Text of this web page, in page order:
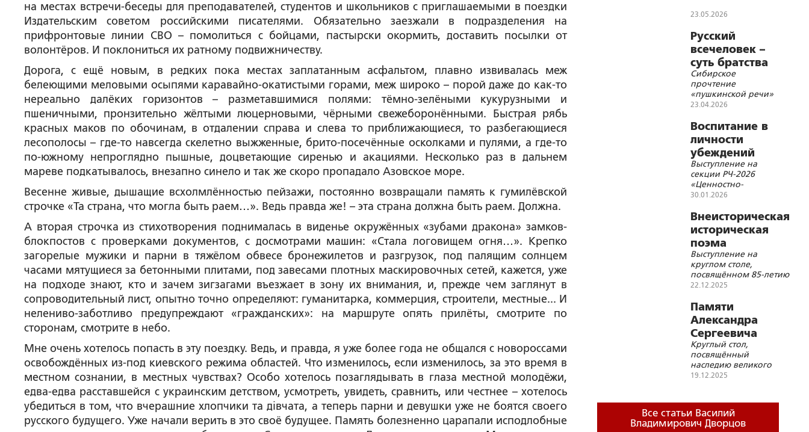
на местах встречи-беседы для преподавателей, студентов и школьников с приглашаемыми в поездки
Издательским советом российскими писателями. Обязательно заезжали в подразделения на
прифронтовые линии СВО – помолиться с бойцами, пастырски окормить, доставить посылки от
волонтёров. И поклониться их ратному подвижничеству.
Дорога, с ещё новым, в редких пока местах заплатанным асфальтом, плавно извивалась меж
белеющими меловыми осыпями каравайно-окатистыми горами, меж широко – порой даже до как-то
нереально далёких горизонтов – разметавшимися полями: тёмно-зелёными кукурузными и
пшеничными, пронзительно жёлтыми люцерновыми, чёрными свежеборонёнными. Быстрая рябь
красных маков по обочинам, в отдалении справа и слева то приближающиеся, то разбегающиеся
лесополосы – где-то навсегда скелетно выжженные, брито-посечённые осколками и пулями, а где-то
по-южному непроглядно пышные, доцветающие сиренью и акациями. Несколько раз в дальнем
мареве подкатывалось, внезапно синело и так же скоро пропадало Азовское море.
Весенне живые, дышащие всхолмлённостью пейзажи, постоянно возвращали память к гумилёвской
строчке «Та страна, что могла быть раем…». Ведь правда же! – эта страна должна быть раем. Должна.
А вторая строчка из стихотворения поднималась в виденье окружённых «зубами дракона» замков-
блокпостов с проверками документов, с досмотрами машин: «Стала логовищем огня…». Крепко
загорелые мужики и парни в тяжёлом обвесе бронежилетов и разгрузок, под палящим солнцем
часами мятущиеся за бетонными плитами, под завесами плотных маскировочных сетей, кажется, уже
на подходе знают, кто и зачем зигзагами въезжает в зону их внимания, и, прежде чем заглянут в
сопроводительный лист, опытно точно определяют: гуманитарка, коммерция, строители, местные... И
нелениво-заботливо предупреждают «гражданских»: на маршруте опять прилёты, смотрите по
сторонам, смотрите в небо.
Мне очень хотелось попасть в эту поездку. Ведь, и правда, я уже более года не общался с новороссами
освобождённых из-под киевского режима областей. Что изменилось, если изменилось, за это время в
местном сознании, в местных чувствах? Особо хотелось позаглядывать в глаза местной молодёжи,
едва-едва расставшейся с украинским детством, усмотреть, увидеть, сравнить, или честнее – хотелось
убедиться в том, что вчерашние хлопчики та дівчата, а теперь парни и девушки уже не боятся своего
русского будущего. Уже начали верить в это своё будущее. Память болезненно царапали исподлобные
23.05.2026
Русский
всечеловек –
суть братства
народов
России
Сибирское
прочтение
«пушкинской речи»
Достоевского
23.04.2026
Воспитание в
личности
убеждений
единства
смысловой
триады
Красота
Выступление на
секции РЧ-2026
«Ценностно-
смысловые
формирования
30.01.2026
Внеисторическая
историческая
поэма
Выступление на
круглом столе,
посвящённом 85-летию
А.С.Панарина
22.12.2025
Памяти
Александра
Сергеевича
Панарина
Круглый стол,
посвящённый
наследию великого
философа
19.12.2025
Все статьи Василий
Владимирович Дворцов